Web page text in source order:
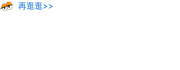
再逛逛>>